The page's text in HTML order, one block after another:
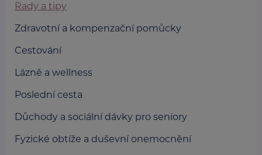
Rady a tipy
Zdravotní a kompenzační pomůcky
Cestování
Lázně a wellness
Poslední cesta
Důchody a sociální dávky pro seniory
Fyzické obtíže a duševní onemocnění